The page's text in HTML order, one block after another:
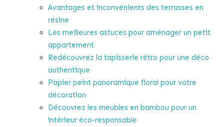
Avantages et inconvénients des terrasses en
résine
Les meilleures astuces pour aménager un petit
appartement
Redécouvrez la tapisserie rétro pour une déco
authentique
Papier peint panoramique floral pour votre
décoration
Découvrez les meubles en bambou pour un
intérieur éco-responsable